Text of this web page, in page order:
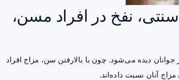
نفخ در افراد مسن،
دیده می‌شود. چون با بالارفتن سن، مزاج افراد
آنان نسبت داده‌اند.